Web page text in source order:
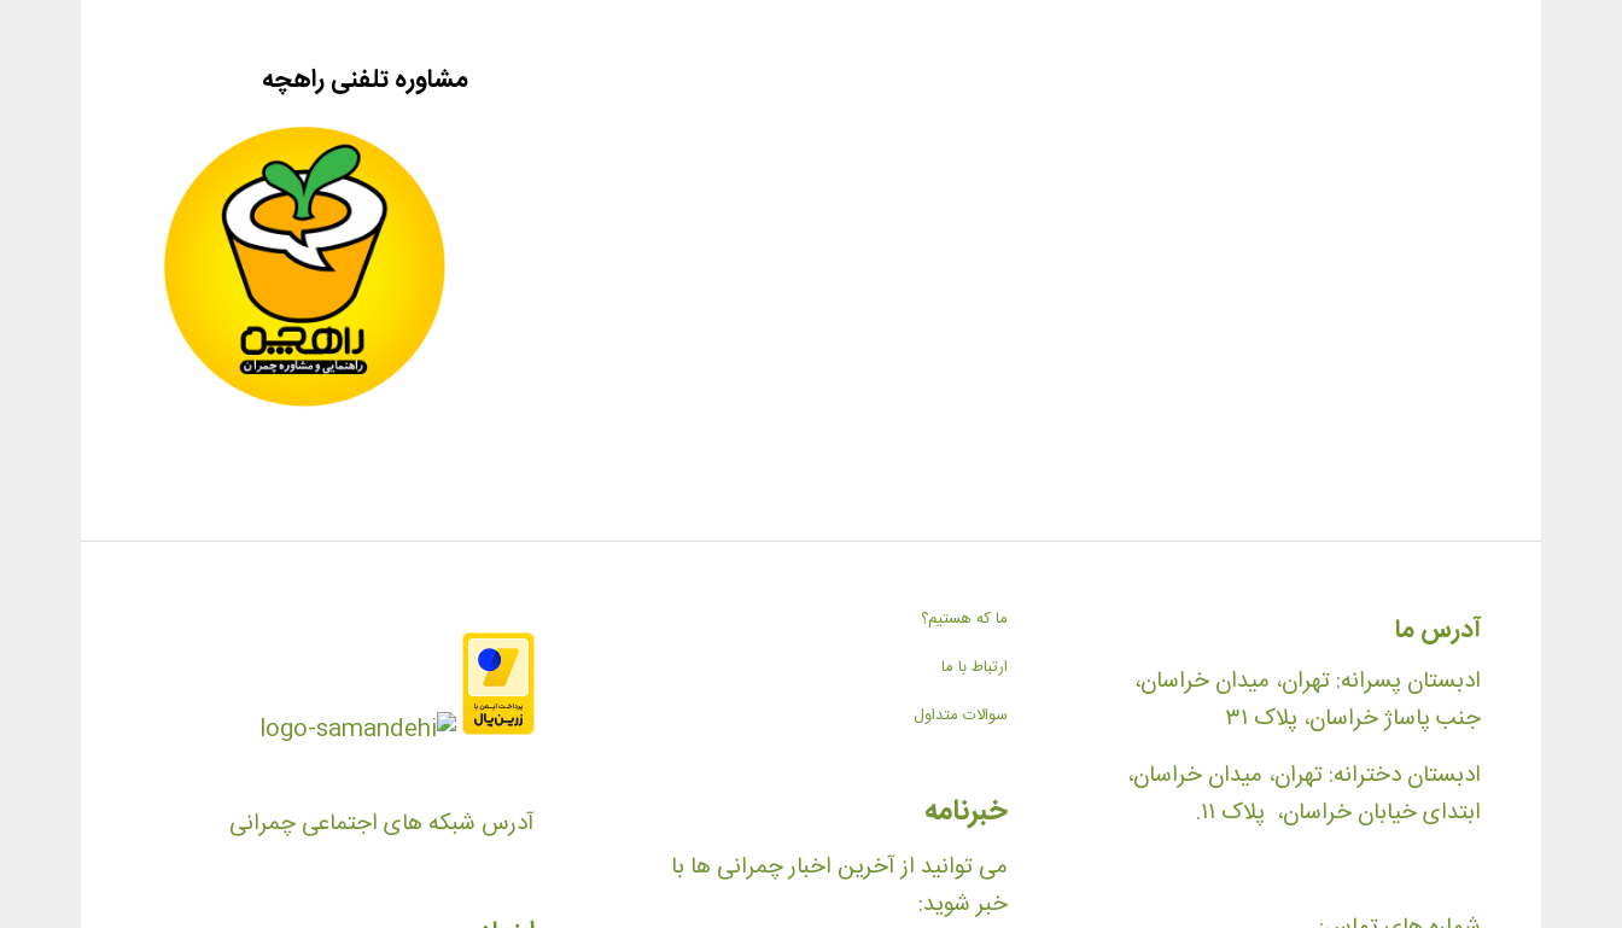
مشاوره تلفنی راهچه
آدرس ما
ادبستان پسرانه: تهران، میدان خراسان،
جنب پاساژ خراسان، پلاک ۳۱
ادبستان دخترانه: تهران، میدان خراسان،
ابتدای خیابان خراسان، پلاک ۱۱.
ما که هستیم؟
ارتباط با ما
سوالات متداول
خبرنامه
می توانید از آخرین اخبار چمرانی ها با
خبر شوید:
آدرس شبکه های اجتماعی چمرانی